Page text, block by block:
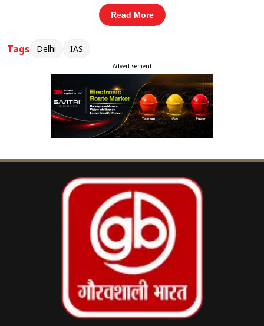
गोयल, श्री नवरत्न अग्रवाल (बीकानेरवाला), श्री मनमोहन गुप्ता, श्री
राजपाल सोलंकी, श्री हरीश शर्मा, श्री अजय कुमार गुप्ता, सीए
रंजन चोपड़ा, सीए संजय मित्तल एवं श्री ए.पी. शर्मा सहित
अनेक सम्मानित सामाजिक कार्यकर्ता भी उपस्थित रहे,
जिनकी भागीदारी ने कार्यक्रम को और अधिक प्रेरणादायक
संबंधित खबरें
‹ ›
कार्यक्रम की सफलता में केआईआईटी वर्ल्ड स्कूल की
प्रधानाचार्या श्रीमती संगीता भाटिया का विशेष योगदान रहा।
उनके समर्पण एवं सहयोग से यह आयोजन अत्यंत सफल
एवं सार्थक सिद्ध हुआ।
इस दौरान जिला मजिस्ट्रेट कार्यालय (सेंट्रल नॉर्थ) द्वारा पोस्टर
Read More
Tags Delhi IAS
Advertisement